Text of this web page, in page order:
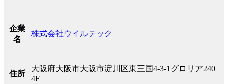
企業
名
株式会社ウイルテック
住所
大阪府大阪市大阪市淀川区東三国4-3-1グロリア240
4F